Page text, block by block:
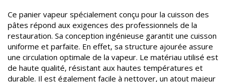
Ce panier vapeur spécialement conçu pour la cuisson des
pâtes répond aux exigences des professionnels de la
restauration. Sa conception ingénieuse garantit une cuisson
uniforme et parfaite. En effet, sa structure ajourée assure
une circulation optimale de la vapeur. Le matériau utilisé est
de haute qualité, résistant aux hautes températures et
durable. Il est également facile à nettoyer, un atout majeur